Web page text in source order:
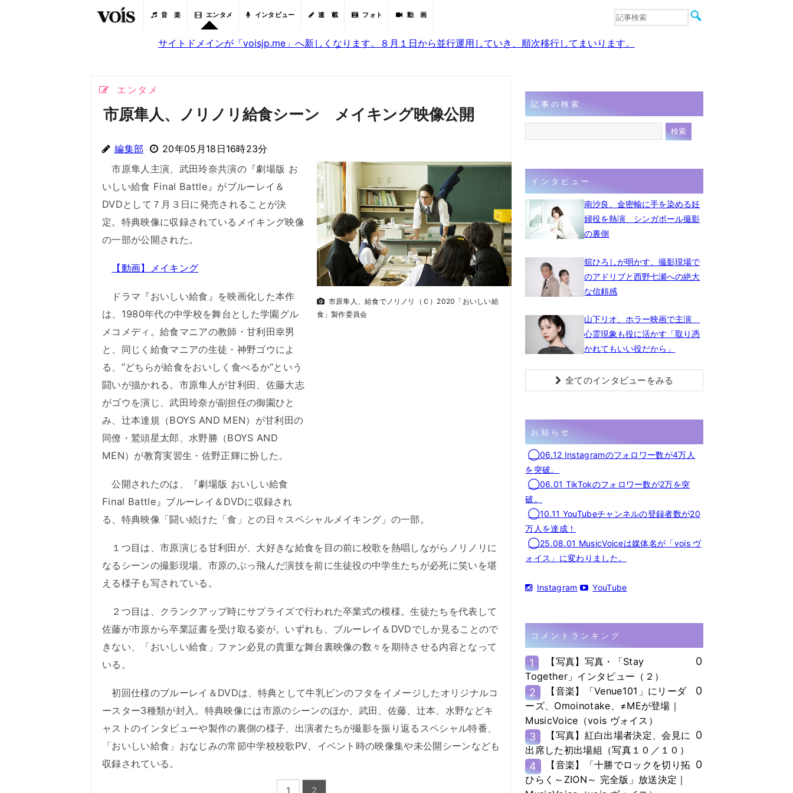
音 楽 エンタメ インタビュー 連 載 フォト 動 画
音楽
サイトドメインが「voisjp.me」へ新しくなります。８月１日から並行運用していき、順次移行してまいります。
エンタメ
市原隼人、ノリノリ給食シーン メイキング映像公開
編集部 20年05月18日16時23分
市原隼人、給食でノリノリ（Ｃ）2020「おいしい給
食」製作委員会
市原隼人主演、武田玲奈共演の『劇場版 お
いしい給食 Final Battle』がブルーレイ＆
DVDとして７月３日に発売されることが決
定。特典映像に収録されているメイキング映像
の一部が公開された。
【動画】メイキング
ドラマ『おいしい給食』を映画化した本作
は、1980年代の中学校を舞台とした学園グル
メコメディ。給食マニアの教師・甘利田幸男
と、同じく給食マニアの生徒・神野ゴウによ
る、“どちらが給食をおいしく食べるか”という
闘いが描かれる。市原隼人が甘利田、佐藤大志
がゴウを演じ、武田玲奈が副担任の御園ひと
み、辻本達規（BOYS AND MEN）が甘利田の
同僚・鷲頭星太郎、水野勝（BOYS AND
MEN）が教育実習生・佐野正輝に扮した。
公開されたのは、『劇場版 おいしい給食
Final Battle』ブルーレイ＆DVDに収録され
る、特典映像「闘い続けた「食」との日々スペシャルメイキング」の一部。
１つ目は、市原演じる甘利田が、大好きな給食を目の前に校歌を熱唱しながらノリノリに
なるシーンの撮影現場。市原のぶっ飛んだ演技を前に生徒役の中学生たちが必死に笑いを堪
える様子も写されている。
２つ目は、クランクアップ時にサプライズで行われた卒業式の模様。生徒たちを代表して
佐藤が市原から卒業証書を受け取る姿が。いずれも、ブルーレイ＆DVDでしか見ることので
きない、「おいしい給食」ファン必見の貴重な舞台裏映像の数々を期待させる内容となって
いる。
初回仕様のブルーレイ＆DVDは、特典として牛乳ビンのフタをイメージしたオリジナルコ
ースター3種類が封入。特典映像には市原のシーンのほか、武田、佐藤、辻本、水野などキ
ャストのインタビューや製作の裏側の様子、出演者たちが撮影を振り返るスペシャル特番、
「おいしい給食」おなじみの常節中学校校歌PV、イベント時の映像集や未公開シーンなども
収録されている。
1 2
記事の検索
インタビュー
南沙良、金密輸に手を染める妊
婦役を熱演 シンガポール撮影
の裏側
舘ひろしが明かす、撮影現場で
のアドリブと西野七瀬への絶大
な信頼感
山下リオ、ホラー映画で主演
心霊現象も役に活かす「取り憑
かれてもいい役だから」
全てのインタビューをみる
お知らせ
◯06.12 Instagramのフォロワー数が4万人
を突破。
◯06.01 TikTokのフォロワー数が2万を突
破。
◯10.11 YouTubeチャンネルの登録者数が20
万人を達成！
◯25.08.01 MusicVoiceは媒体名が「vois ヴ
ォイス」に変わりました。
Instagram YouTube
コメントランキング
1
【写真】写真・「Stay
Together」インタビュー（２）
0
2
【音楽】「Venue101」にリーダ
ーズ、Omoinotake、≠MEが登場｜
MusicVoice（vois ヴォイス）
0
3
【写真】紅白出場者決定、会見に
出席した初出場組（写真１０／１０）
0
4
【音楽】「十勝でロックを切り拓
ひらく～ZION～ 完全版」放送決定｜
0